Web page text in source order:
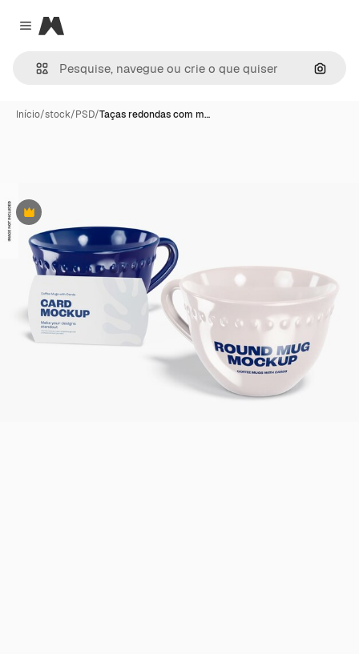
Close menu
Magnific
Início/stock/PSD/Taças redondas com m…
Premium